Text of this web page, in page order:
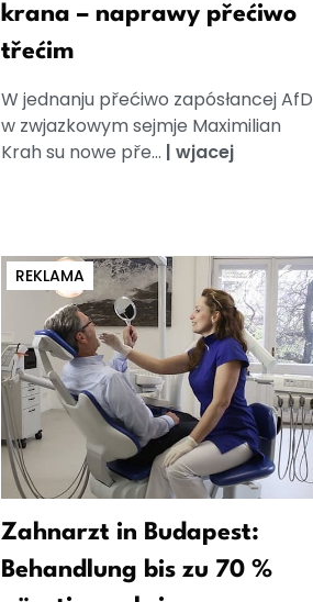
krana – naprawy přećiwo
třećim
W jednanju přećiwo zapósłancej AfD
w zwjazkowym sejmje Maximilian
Krah su nowe pře... | wjacej
REKLAMA
Zahnarzt in Budapest:
Behandlung bis zu 70 %